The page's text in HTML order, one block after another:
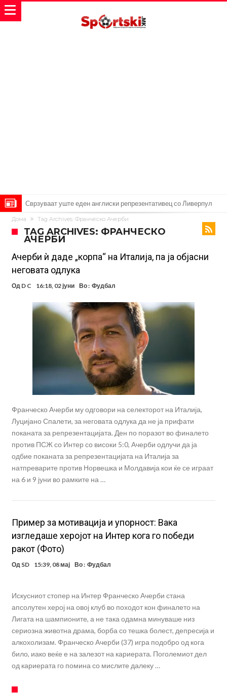
Сврзуваат уште еден англиски репрезентативец со Ливерпул
Замена за Влаховиќ: Напаѓачот на Манчестер доаѓа во Јувентус!
УЕФА повторно се заканува со бојкот на турнирите на ФИФА
поради Инфантино
Мурињо бесен поради одлуката на Реал: Протекоа детали од
разговорот што го потресе Мадрид!
Трансфер бомба во најва – Ливерпул сака да се засили од Реал
Мадрид!
Карагер ги изненади сите со својата прогноза: “Тие ќе ја освојат
Премиер лигата, а причината е едноставна”
Родри ги отвори вратите за трансфер во Барселона, Реал Мадрид
е информиран
Крај на сагата: Винисиус останува во Реал Мадрид до 2032
Директор на ФИА за драмата во Формула 1: Не можеме да одиме
Колку бара ПСЖ и кој е „плафонот“ на Ливерпул за трансферот
ан Бредли Баркола?
Дома Tag Archives: Франческо Ачерби
TAG ARCHIVES: ФРАНЧЕСКО
АЧЕРБИ
Ачерби ѝ даде „корпа“ на Италија, па ја објасни
неговата одлука
Од D C 16:18, 02 јуни Во : Фудбал
Франческо Ачерби му одговори на селекторот на Италија,
Луцијано Спалети, за неговата одлука да не ја прифати
поканата за репрезентацијата. Ден по поразот во финалето
против ПСЖ со Интер со високи 5:0, Ачерби одлучи да ја
одбие поканата за репрезентацијата на Италија за
натпреварите против Норвешка и Молдавија кои ќе се играат
на 6 и 9 јуни во рамките на …
Пример за мотивација и упорност: Вака
изгледаше херојот на Интер кога го победи
ракот (Фото)
Од SD 15:39, 08 мај Во : Фудбал
Искусниот стопер на Интер Франческо Ачерби стана
апсолутен херој на овој клуб во походот кон финалето на
Лигата на шампионите, а не така одамна минуваше низ
сериозна животна драма, борба со тешка болест, депресија и
алкохолизам. Франческо Ачерби (37) игра подобро од кога
било, иако веќе е на залезот на кариерата. Поголемиот дел
од кариерата го помина со мислите далеку …